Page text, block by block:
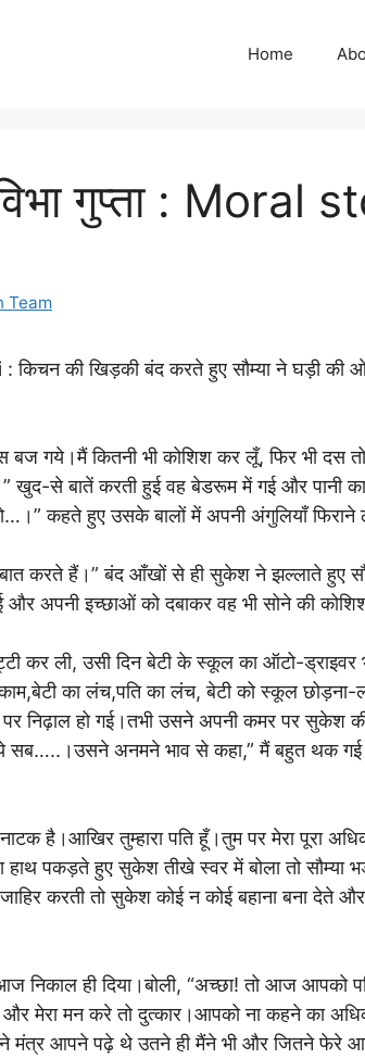
Home
गुप्ता : Moral
Team
:किचन की खिड़की बंद करते हुए सौम्या ने घड़ी की
गये।मैं कितनी भी कोशिश कर लूँ, फिर भी दस
खुद-से बातें करती हुई वह बेडरूम में गई और पानी
कहते हुए उसके बालों में अपनी अंगुलियाँ फिराने
करते हैं।” बंद आँखों से ही सुकेश ने झल्लाते हुए
और अपनी इच्छाओं को दबाकर वह भी सोने की
कर ली, उसी दिन बेटी के स्कूल का ऑटो-ड्राइवर
का लंच,पति का लंच, बेटी को स्कूल
निढ़ाल हो गई।तभी उसने अपनी कमर पर सुकेश
ये सब…..।उसने अनमने भाव से कहा,” मैं बहुत थक
नाटक है।आखिर तुम्हारा पति हूँ।तुम पर मेरा पूरा
हाथ पकड़ते हुए सुकेश तीखे स्वर में बोला तो सौम्या
करती तो सुकेश कोई न कोई बहाना बना देते
निकाल ही दिया।बोली, “अच्छा! तो आज
और मेरा मन करे तो दुत्कार।आपको ना कहने का
मंत्र आपने पढ़े थे उतने ही मैंने भी और जितने फेरे